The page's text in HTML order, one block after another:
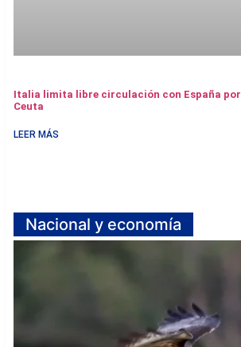
Italia limita libre circulación con España por
Ceuta
LEER MÁS
Nacional y economía